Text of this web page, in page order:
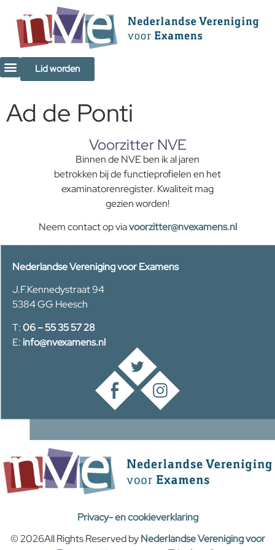
inhoud
Lid worden
Ad de Ponti
Voorzitter NVE
Binnen de NVE ben ik al jaren
betrokken bij de functieprofielen en het
examinatorenregister. Kwaliteit mag
gezien worden!
Neem contact op viavoorzitter@nvexamens.nl
Nederlandse Vereniging voor Examens
J.F.Kennedystraat 94
5384 GG Heesch
T:06 – 55 35 57 28
E:info@nvexamens.nl
Privacy- en cookieverklaring
© 2026All Rights Reserved byNederlandse Vereniging voor